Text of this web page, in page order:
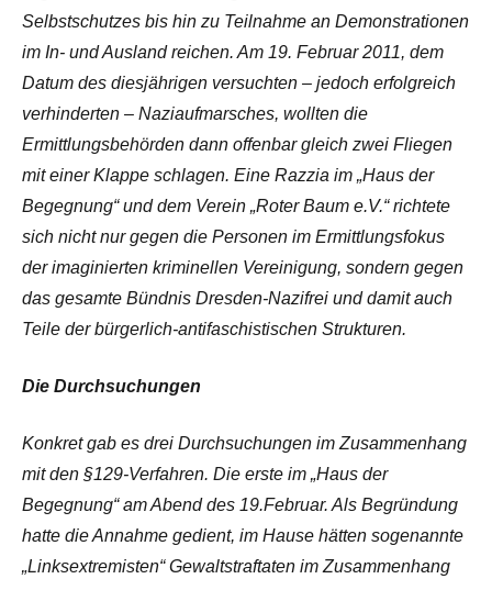
Selbstschutzes bis hin zu Teilnahme an Demonstrationen
im In- und Ausland reichen. Am 19. Februar 2011, dem
Datum des diesjährigen versuchten – jedoch erfolgreich
verhinderten – Naziaufmarsches, wollten die
Ermittlungsbehörden dann offenbar gleich zwei Fliegen
mit einer Klappe schlagen. Eine Razzia im „Haus der
Begegnung“ und dem Verein „Roter Baum e.V.“ richtete
sich nicht nur gegen die Personen im Ermittlungsfokus
der imaginierten kriminellen Vereinigung, sondern gegen
das gesamte Bündnis Dresden-Nazifrei und damit auch
Teile der bürgerlich-antifaschistischen Strukturen.
Die Durchsuchungen
Konkret gab es drei Durchsuchungen im Zusammenhang
mit den §129-Verfahren. Die erste im „Haus der
Begegnung“ am Abend des 19.Februar. Als Begründung
hatte die Annahme gedient, im Hause hätten sogenannte
„Linksextremisten“ Gewaltstraftaten im Zusammenhang